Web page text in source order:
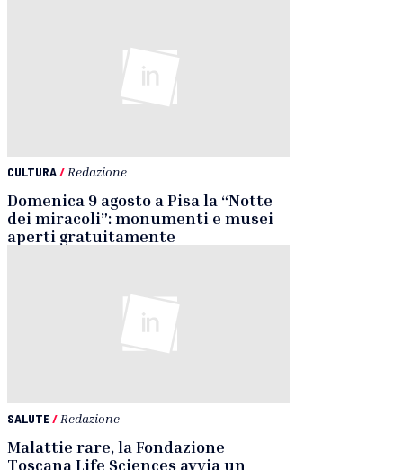
CULTURA/ Redazione
Domenica 9 agosto a Pisa la “Notte
dei miracoli”: monumenti e musei
aperti gratuitamente
SALUTE/Redazione
Malattie rare, la Fondazione
Toscana Life Sciences avvia un